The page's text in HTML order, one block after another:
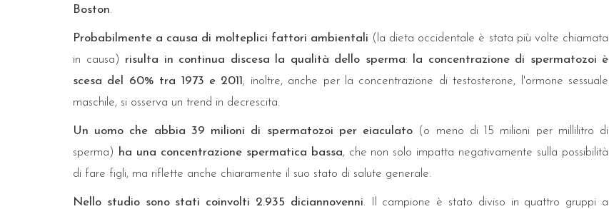
Boston.
Probabilmente a causa di molteplici fattori ambientali (la dieta occidentale è stata più volte chiamata
in causa) risulta in continua discesa la qualità dello sperma:
la concentrazione di spermatozoi è
scesa del 60% tra 1973 e 2011 ; inoltre, anche per la concentrazione di testosterone, l'ormone sessuale
maschile, si osserva un trend in decrescita.
Un uomo che abbia 39 milioni di spermatozoi per eiaculato (o meno di 15 milioni per millilitro di
sperma) ha una concentrazione spermatica bassa, che non solo impatta negativamente sulla possibilità
di fare figli, ma riflette anche chiaramente il suo stato di salute generale.
Nello studio sono stati coinvolti 2.935 diciannovenni. Il campione è stato diviso in quattro gruppi a